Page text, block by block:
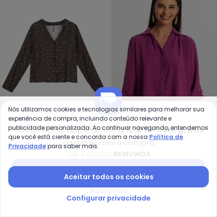
Marialícia - Blusa Feminina
Blusa Feminina Floral
Delicada (Preto)
MARIALÍCIA
Camisa 3/4 Feminina
-49% -50% NEW
Compre pelo app e ganhe12% OFF + frete grátis
na sua primeira compra
Nós utilizamos cookies e tecnologias similares para melhorar sua
experiência de compra, incluindo conteúdo relevante e
publicidade personalizada. Ao continuar navegando, entendemos
que você está ciente e concorda com a nossa Política de
Privacidadepara saber mais.
Aceitar todos os cookies
Configurar privacidade